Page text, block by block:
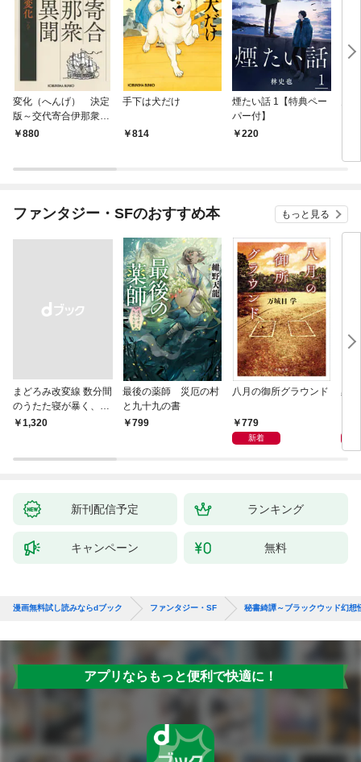
変化（へんげ） 決定
版～交代寄合伊那衆異
聞（1）～
880
手下は犬だけ
814
煙たい話 1【特典ペー
パー付】
220
ファンタジー・SFのおすすめ本 もっと見る
まどろみ改変線 数分間
のうたた寝が暴く、18
0度反転した世界の謎
￥1,320
最後の薬師 災厄の村
と九十九の書
799
八月の御所グラウンド
779
新着
黒
新刊配信予定 ランキング
キャンペーン 無料
漫画無料試し読みならdブック ファンタジー・SF 秘書綺譚～ブラックウッド幻想
アプリならもっと便利で快適に！